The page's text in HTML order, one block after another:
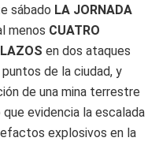
sábado LA JORNADA
menos CUATRO
en dos ataques
de la ciudad, y
de una mina terrestre
que evidencia la escalada
explosivos en la